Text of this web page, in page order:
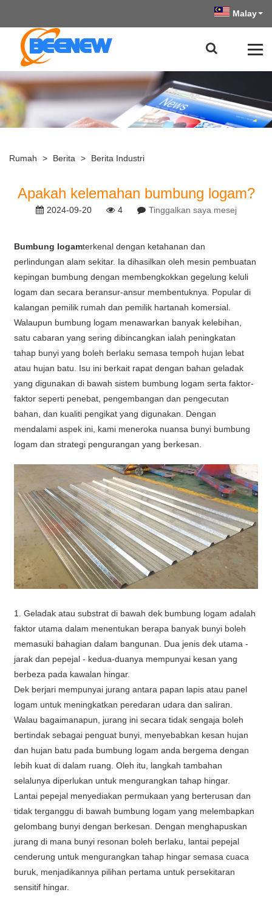
Malay
Rumah > Berita > Berita Industri
Apakah kelemahan bumbung logam?
2024-09-20 4 Tinggalkan saya mesej
Bumbung logamterkenal dengan ketahanan dan
perlindungan alam sekitar. Ia dihasilkan oleh mesin pembuatan
kepingan bumbung dengan membengkokkan gegelung keluli
logam dan secara beransur-ansur membentuknya. Popular di
kalangan pemilik rumah dan pemilik hartanah komersial.
Walaupun bumbung logam menawarkan banyak kelebihan,
satu cabaran yang sering dibincangkan ialah peningkatan
tahap bunyi yang boleh berlaku semasa tempoh hujan lebat
atau hujan batu. Isu ini berkait rapat dengan bahan geladak
yang digunakan di bawah sistem bumbung logam serta faktor-
faktor seperti penebat, pengembangan dan pengecutan
bahan, dan kualiti pengikat yang digunakan. Dengan
mendalami aspek ini, kami meneroka nuansa bunyi bumbung
logam dan strategi pengurangan yang berkesan.
1. Geladak atau substrat di bawah dek bumbung logam adalah
faktor utama dalam menentukan berapa banyak bunyi boleh
memasuki bahagian dalam bangunan. Dua jenis dek utama -
jarak dan pepejal - kedua-duanya mempunyai kesan yang
berbeza pada kawalan hingar.
Dek berjari mempunyai jurang antara papan lapis atau panel
logam untuk meningkatkan peredaran udara dan saliran.
Walau bagaimanapun, jurang ini secara tidak sengaja boleh
bertindak sebagai penguat bunyi, menyebabkan kesan hujan
dan hujan batu pada bumbung logam anda bergema dengan
lebih kuat di dalam ruang. Oleh itu, langkah tambahan
selalunya diperlukan untuk mengurangkan tahap hingar.
Lantai pepejal menyediakan permukaan yang berterusan dan
tidak terganggu di bawah bumbung logam yang melembapkan
gelombang bunyi dengan berkesan. Dengan menghapuskan
jurang di mana bunyi resonan boleh berlaku, lantai pepejal
cenderung untuk mengurangkan tahap hingar semasa cuaca
buruk, menjadikannya pilihan pertama untuk persekitaran
sensitif hingar.